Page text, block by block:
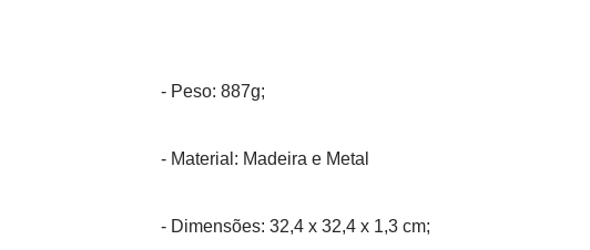
- Peso: 887g;
- Material: Madeira e Metal
- Dimensões: 32,4 x 32,4 x 1,3 cm;